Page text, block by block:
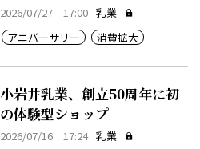
2026/07/27 17:00 乳業
アニバーサリー
消費拡大
小岩井乳業、創立50周年に初
の体験型ショップ
2026/07/16 17:24 乳業